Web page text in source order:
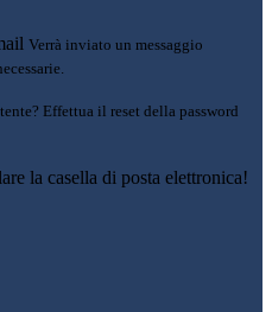
Verrà inviato un messaggio
Effettua il reset della password
la casella di posta elettronica!